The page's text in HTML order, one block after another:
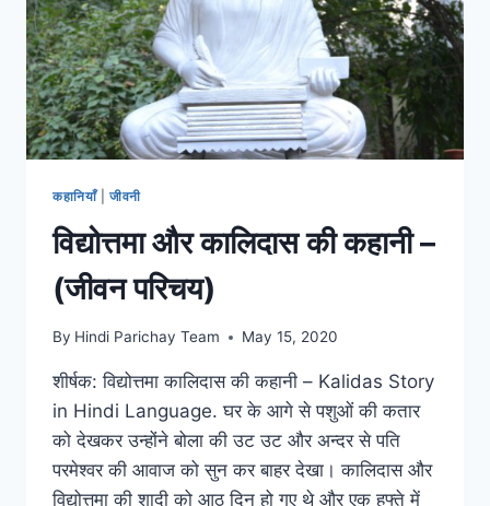
कहानियाँ|जीवनी
विद्योत्तमा और कालिदास की कहानी –
(जीवन परिचय)
By Hindi Parichay Team May 15, 2020
शीर्षक: विद्योत्तमा कालिदास की कहानी – Kalidas Story
in Hindi Language. घर के आगे से पशुओं की कतार
को देखकर उन्होंने बोला की उट उट और अन्दर से पति
परमेश्वर की आवाज को सुन कर बाहर देखा। कालिदास और
विद्योत्तमा की शादी को आठ दिन हो गए थे और एक हफ्ते में